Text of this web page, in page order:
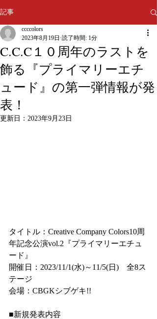
記事
C.C.C１０周年のラストを
飾る『プライマリーエチ
ュード』の第一弾情報が発
表！
ccccolors
2023年8月19日 読了時間: 1分
更新日： 2023年9月23日
タイトル：Creative Company Colors10周
年記念公演vol.2『プライマリーエチュ
ード』
開催日：2023/11/1(水)～11/5(日)　全8ス
テージ
会場：CBGKシブゲキ!!
■新規発表内容